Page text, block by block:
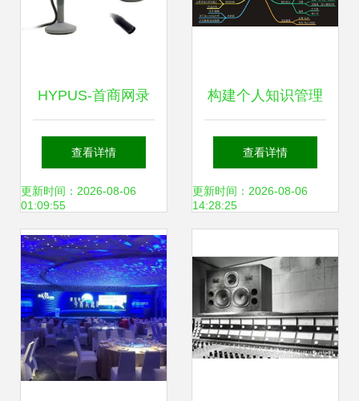
HYPUS-首商网录
音制作全攻略 从文
稿到成品的高效流
程
查看详情
更新时间：2026-08-06
01:09:55
构建个人知识管理
体系的科技树与技
能图谱 学习体系结
以录音制作为例
查看详情
更新时间：2026-08-06
14:28:25